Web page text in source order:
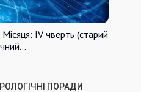
IV чверть (старий
ПОРАДИ